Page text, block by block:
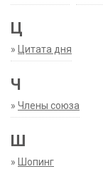
Ц
» Цитата дня
Ч
» Члены союза
Ш
» Шопинг